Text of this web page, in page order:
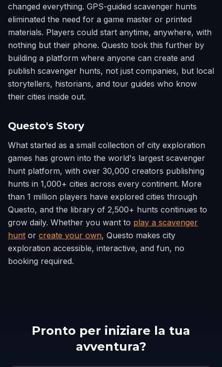
changed everything. GPS-guided scavenger hunts
eliminated the need for a game master or printed
materials. Players could start anytime, anywhere, with
nothing but their phone. Questo took this further by
building a platform where anyone can create and
publish scavenger hunts, not just companies, but local
storytellers, historians, and tour guides who know
their cities inside out.
Questo's Story
What started as a small collection of city exploration
games has grown into the world's largest scavenger
hunt platform, with over 30,000 creators publishing
hunts in 1,000+ cities across every continent. More
than 1 million players have explored cities through
Questo, and the library of 2,500+ hunts continues to
grow daily. Whether you want to play a scavenger
hunt or create your own, Questo makes city
exploration accessible, interactive, and fun, no
booking required.
Pronto per iniziare la tua
avventura?